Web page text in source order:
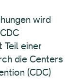
wird
Teil einer
die Centers
(CDC)